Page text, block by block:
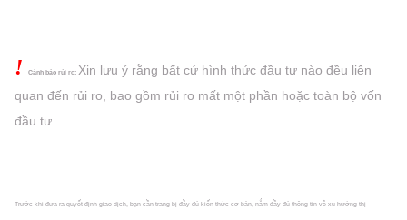
! Cảnh báo rủi ro: Xin lưu ý rằng bất cứ hình thức đầu tư nào đều liên
quan đến rủi ro, bao gồm rủi ro mất một phần hoặc toàn bộ vốn
đầu tư.
Trước khi đưa ra quyết định giao dịch, bạn cần trang bị đầy đủ kiến thức cơ bản, nắm đầy đủ thông tin về xu hướng thị